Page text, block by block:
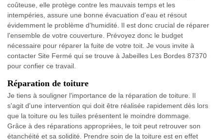
coûteuse, elle protège contre les mauvais temps et les
intempéries, assure une bonne évacuation d'eau et résout
évidemment le problème d'humidité. Il est donc crucial de réparer
l'ensemble de votre couverture. Prévoyez donc le budget
nécessaire pour réparer la fuite de votre toit. Je vous invite à
contacter Site Fermé qui se trouve à Jabeilles Les Bordes 87370
pour confier ce travail.
Réparation de toiture
Je tiens à souligner l'importance de la réparation de toiture. Il
s'agit d'une intervention qui doit être réalisée rapidement dès lors
que la toiture ou les tuiles présentent le moindre dommage.
Grâce à des réparations appropriées, le toit peut retrouver son
étanchéité et sa solidité. Prendre soin de la toiture est en effet